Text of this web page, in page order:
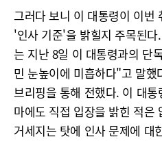
그러다 보니 이 대통령이 이번
'인사 기준'을 밝힐지 주목된
는 지난 8일 이 대통령과의 단
민 눈높이에 미흡하다"고 말했
브리핑을 통해 전했다. 이 대
마에도 직접 입장을 밝힌 적은
거세지는 탓에 인사 문제에 대